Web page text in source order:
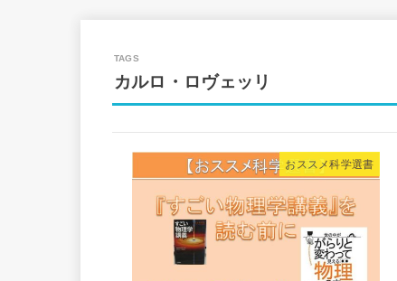
カルロ・ロヴェッリ
おススメ科学選書